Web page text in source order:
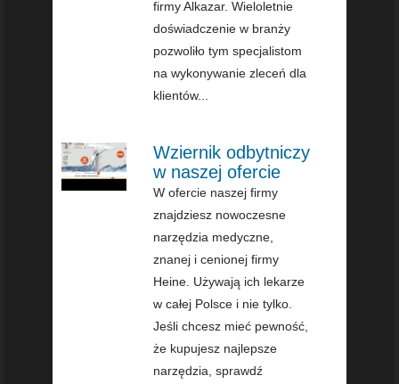
firmy Alkazar. Wieloletnie
doświadczenie w branży
pozwoliło tym specjalistom
na wykonywanie zleceń dla
klientów...
Wziernik odbytniczy
w naszej ofercie
W ofercie naszej firmy
znajdziesz nowoczesne
narzędzia medyczne,
znanej i cenionej firmy
Heine. Używają ich lekarze
w całej Polsce i nie tylko.
Jeśli chcesz mieć pewność,
że kupujesz najlepsze
narzędzia, sprawdź